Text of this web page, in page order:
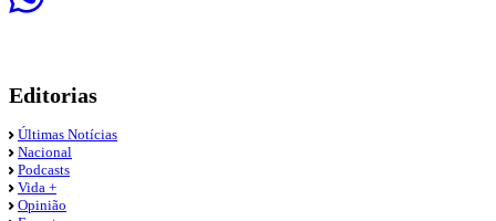
Editorias
Últimas Notícias
Nacional
Podcasts
Vida +
Opinião